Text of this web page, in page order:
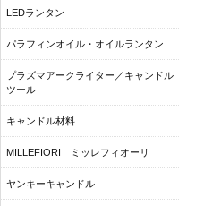
LEDランタン
パラフィンオイル・オイルランタン
プラズマアークライター／キャンドル
ツール
キャンドル材料
MILLEFIORI ミッレフィオーリ
ヤンキーキャンドル